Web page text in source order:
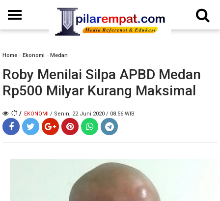
Home » Ekonomi » Medan
Roby Menilai Silpa APBD Medan
Rp500 Milyar Kurang Maksimal
/ EKONOMI / Senin, 22 Juni 2020 / 08.56 WIB